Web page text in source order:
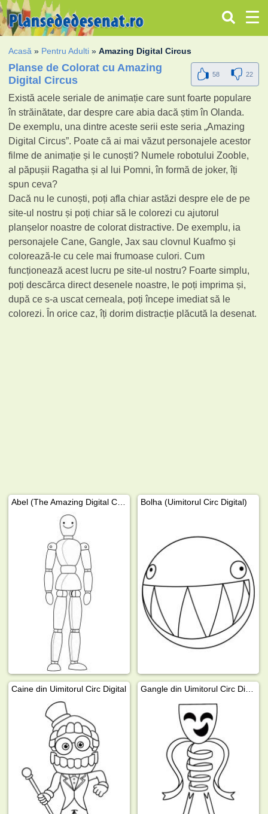
Acasă » Pentru Adulti »Amazing Digital Circus
Planse de Colorat cu Amazing
Digital Circus
58 22
Există acele seriale de animație care sunt foarte populare
în străinătate, dar despre care abia dacă știm în Olanda.
De exemplu, una dintre aceste serii este seria „Amazing
Digital Circus”. Poate că ai mai văzut personajele acestor
filme de animație și le cunoști? Numele robotului Zooble,
al păpușii Ragatha și al lui Pomni, în formă de joker, îți
spun ceva?
Dacă nu le cunoști, poți afla chiar astăzi despre ele de pe
site-ul nostru și poți chiar să le colorezi cu ajutorul
planșelor noastre de colorat distractive. De exemplu, ia
personajele Cane, Gangle, Jax sau clovnul Kuafmo și
colorează-le cu cele mai frumoase culori. Cum
funcționează acest lucru pe site-ul nostru? Foarte simplu,
poți descărca direct desenele noastre, le poți imprima și,
după ce s-a uscat cerneala, poți începe imediat să le
colorezi. În orice caz, îți dorim distracție plăcută la desenat.
Bolha (Uimitorul Circ Digital)
Caine din Uimitorul Circ Digital